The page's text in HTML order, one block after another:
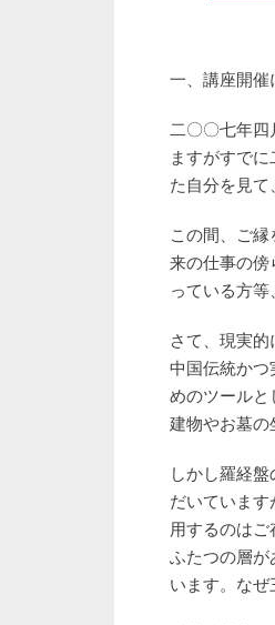
一、講座開催
二〇〇七年四
ますがすで
た自分を見
この間、ご
来の仕事の
っている方等
さて、現実的
中国伝統かつ
めのツールと
建物やお墓の
しかし羅経
だいていま
用するのはご
ふたつの層が
います。なぜ